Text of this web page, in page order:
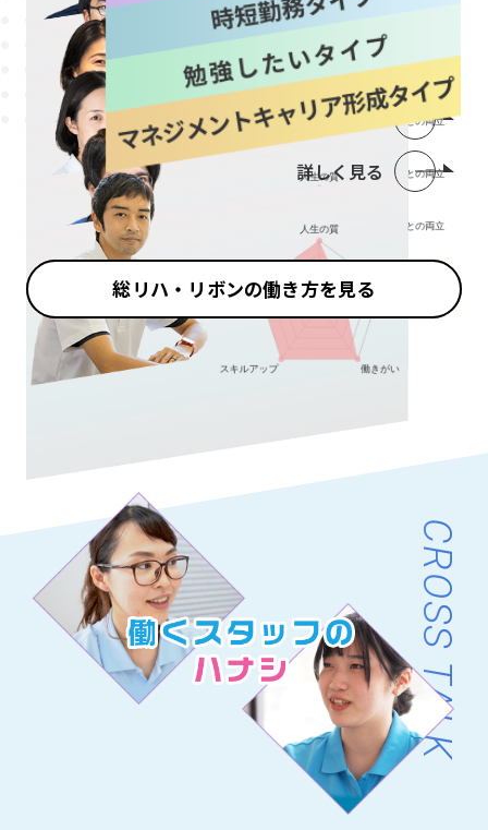
詳しく見る
詳しく見る
詳しく見る
詳しく見る
総リハ・リボンの働き方を見る
CROSS TALK